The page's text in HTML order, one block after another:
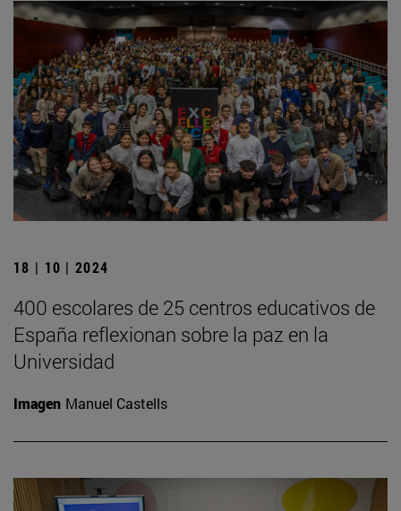
18 | 10 | 2024
400 escolares de 25 centros educativos de
España reflexionan sobre la paz en la
Universidad
Imagen Manuel Castells